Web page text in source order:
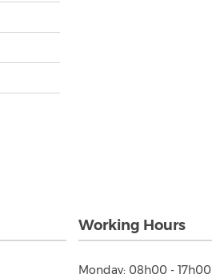
Working Hours
Monday: 08h00 - 17h00